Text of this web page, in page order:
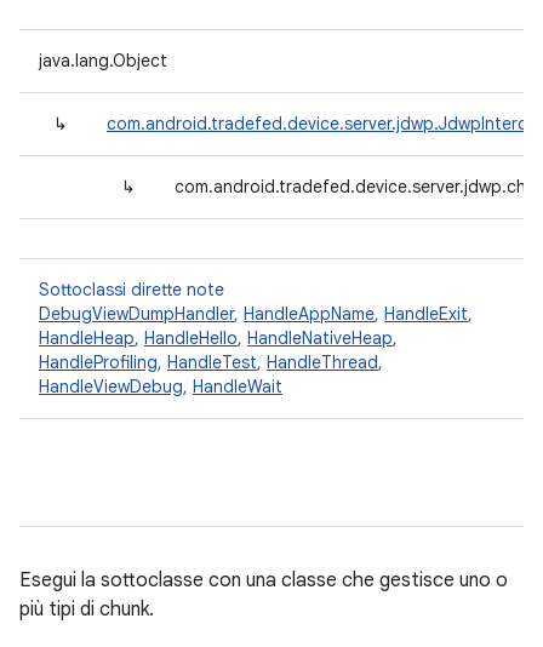
java.lang.Object
↳
↳
Sottoclassi dirette note
DebugViewDumpHandler, HandleAppName, HandleExit,
HandleHeap, HandleHello, HandleNativeHeap,
HandleProfiling, HandleTest, HandleThread,
HandleViewDebug, HandleWait
Esegui la sottoclasse con una classe che gestisce uno o
più tipi di chunk.